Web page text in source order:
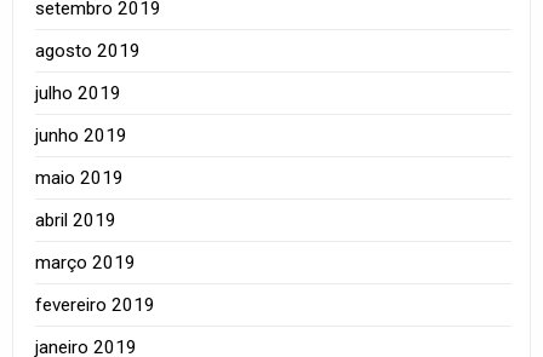
setembro 2019
agosto 2019
julho 2019
junho 2019
maio 2019
abril 2019
março 2019
fevereiro 2019
janeiro 2019